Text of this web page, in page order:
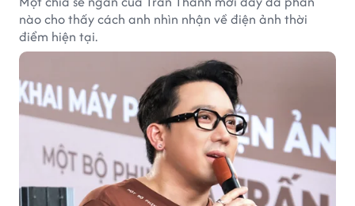
nào cho thấy cách anh nhìn nhận về điện ảnh thời
điểm hiện tại.